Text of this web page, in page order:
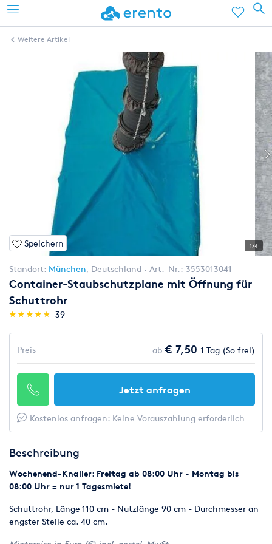
Weitere Artikel
Speichern 1/4
Standort: München, Deutschland Art.-Nr.: 3553013041
Container-Staubschutzplane mit Öffnung für
Schuttrohr
(*)
★
★
(*)★
★
(*) ★
★
(*) ★
★
(*) ★
★ 39
Preis ab € 7,50 1 Tag (So frei)
Jetzt anfragen
Kostenlos anfragen: Keine Vorauszahlung erforderlich
Beschreibung
Wochenend-Knaller: Freitag ab 08:00 Uhr - Montag bis
08:00 Uhr = nur 1 Tagesmiete!
Schuttrohr, Länge 110 cm - Nutzlänge 90 cm - Durchmesser an
engster Stelle ca. 40 cm.